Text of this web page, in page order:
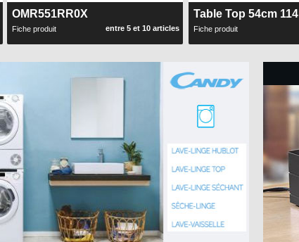
OMR551RR0X
Fiche produit entre 5 et 10 articles
Table Top 54cm 114l
Fiche produit